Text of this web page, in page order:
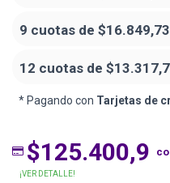
9 cuotas de $16.849,73
12 cuotas de
* Pagando con Tarjetas de
$125.400,9
¡VER DETALLE!